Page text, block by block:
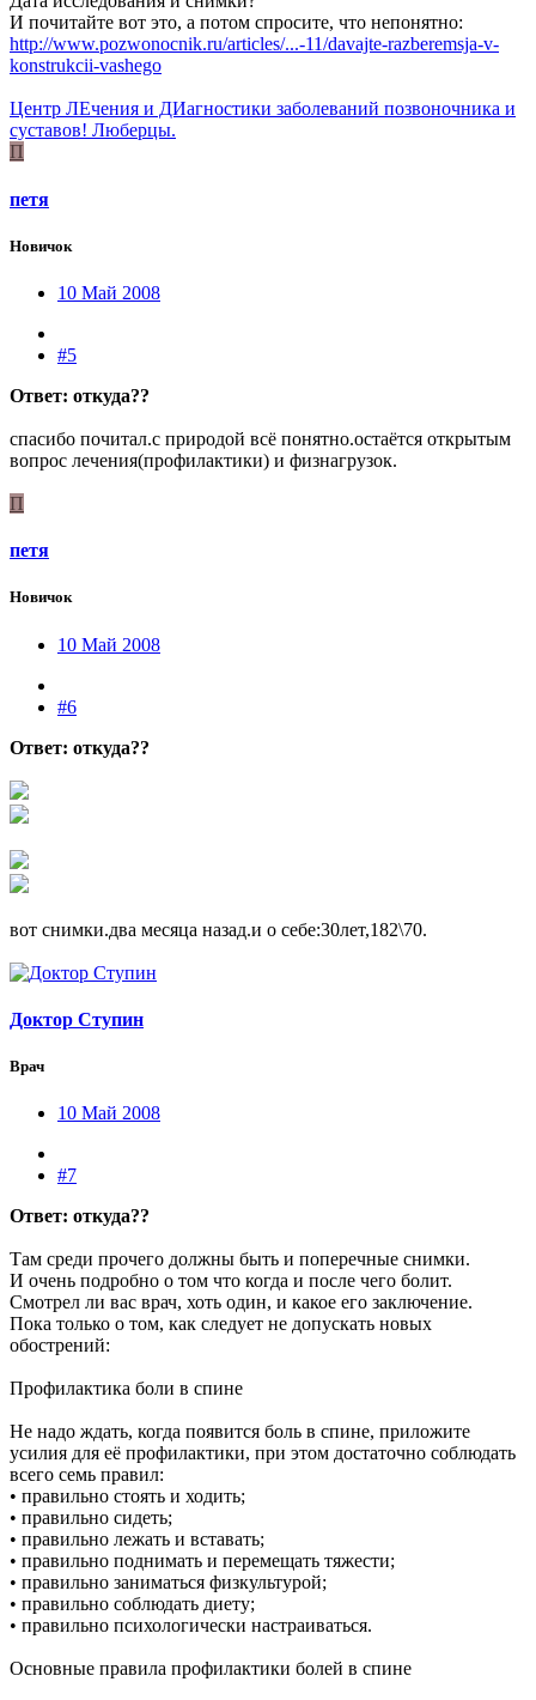
И почитайте вот это, а потом спросите, что непонятно:
http://www.pozwonocnik.ru/articles/...-11/davajte-razberemsja-v-
konstrukcii-vashego
Центр ЛЕчения и ДИагностики заболеваний позвоночника и
суставов! Люберцы.
П
петя
Новичок
10 Май 2008
#5
Ответ: откуда??
спасибо почитал.с природой всё понятно.остаётся открытым
вопрос лечения(профилактики) и физнагрузок.
П
петя
Новичок
10 Май 2008
#6
Ответ: откуда??
вот снимки.два месяца назад.и о себе:30лет,182\70.
Доктор Ступин
Врач
10 Май 2008
#7
Ответ: откуда??
Там среди прочего должны быть и поперечные снимки.
И очень подробно о том что когда и после чего болит.
Смотрел ли вас врач, хоть один, и какое его заключение.
Пока только о том, как следует не допускать новых
обострений:
Профилактика боли в спине
Не надо ждать, когда появится боль в спине, приложите
усилия для её профилактики, при этом достаточно соблюдать
всего семь правил:
• правильно стоять и ходить;
• правильно сидеть;
• правильно лежать и вставать;
• правильно поднимать и перемещать тяжести;
• правильно заниматься физкультурой;
• правильно соблюдать диету;
• правильно психологически настраиваться.
Основные правила профилактики болей в спине